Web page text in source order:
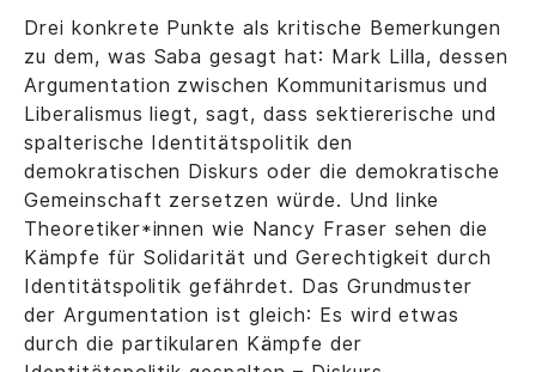
Drei konkrete Punkte als kritische Bemerkungen
zu dem, was Saba gesagt hat: Mark Lilla, dessen
Argumentation zwischen Kommunitarismus und
Liberalismus liegt, sagt, dass sektiererische und
spalterische Identitätspolitik den
demokratischen Diskurs oder die demokratische
Gemeinschaft zersetzen würde. Und linke
Theoretiker*innen wie Nancy Fraser sehen die
Kämpfe für Solidarität und Gerechtigkeit durch
Identitätspolitik gefährdet. Das Grundmuster
der Argumentation ist gleich: Es wird etwas
durch die partikularen Kämpfe der